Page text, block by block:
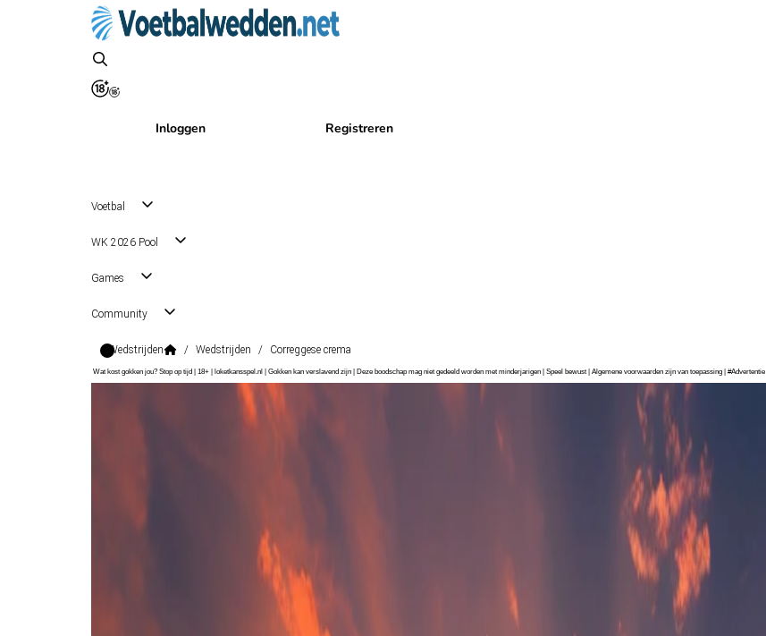
Inloggen Registreren
Voetbal
WK 2026 Pool
Games
Community
Wedstrijden / Wedstrijden / Correggese crema
Wat kost gokken jou? Stop op tijd | 18+ | loketkansspel.nl | Gokken kan verslavend zijn | Deze boodschap mag niet gedeeld worden met minderjarigen | Speel bewust | Algemene voorwaarden zijn van toepassing | #Advertentie